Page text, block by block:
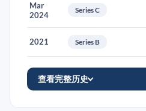
Mar
2024
Series C
2021 Series B
查看完整历史